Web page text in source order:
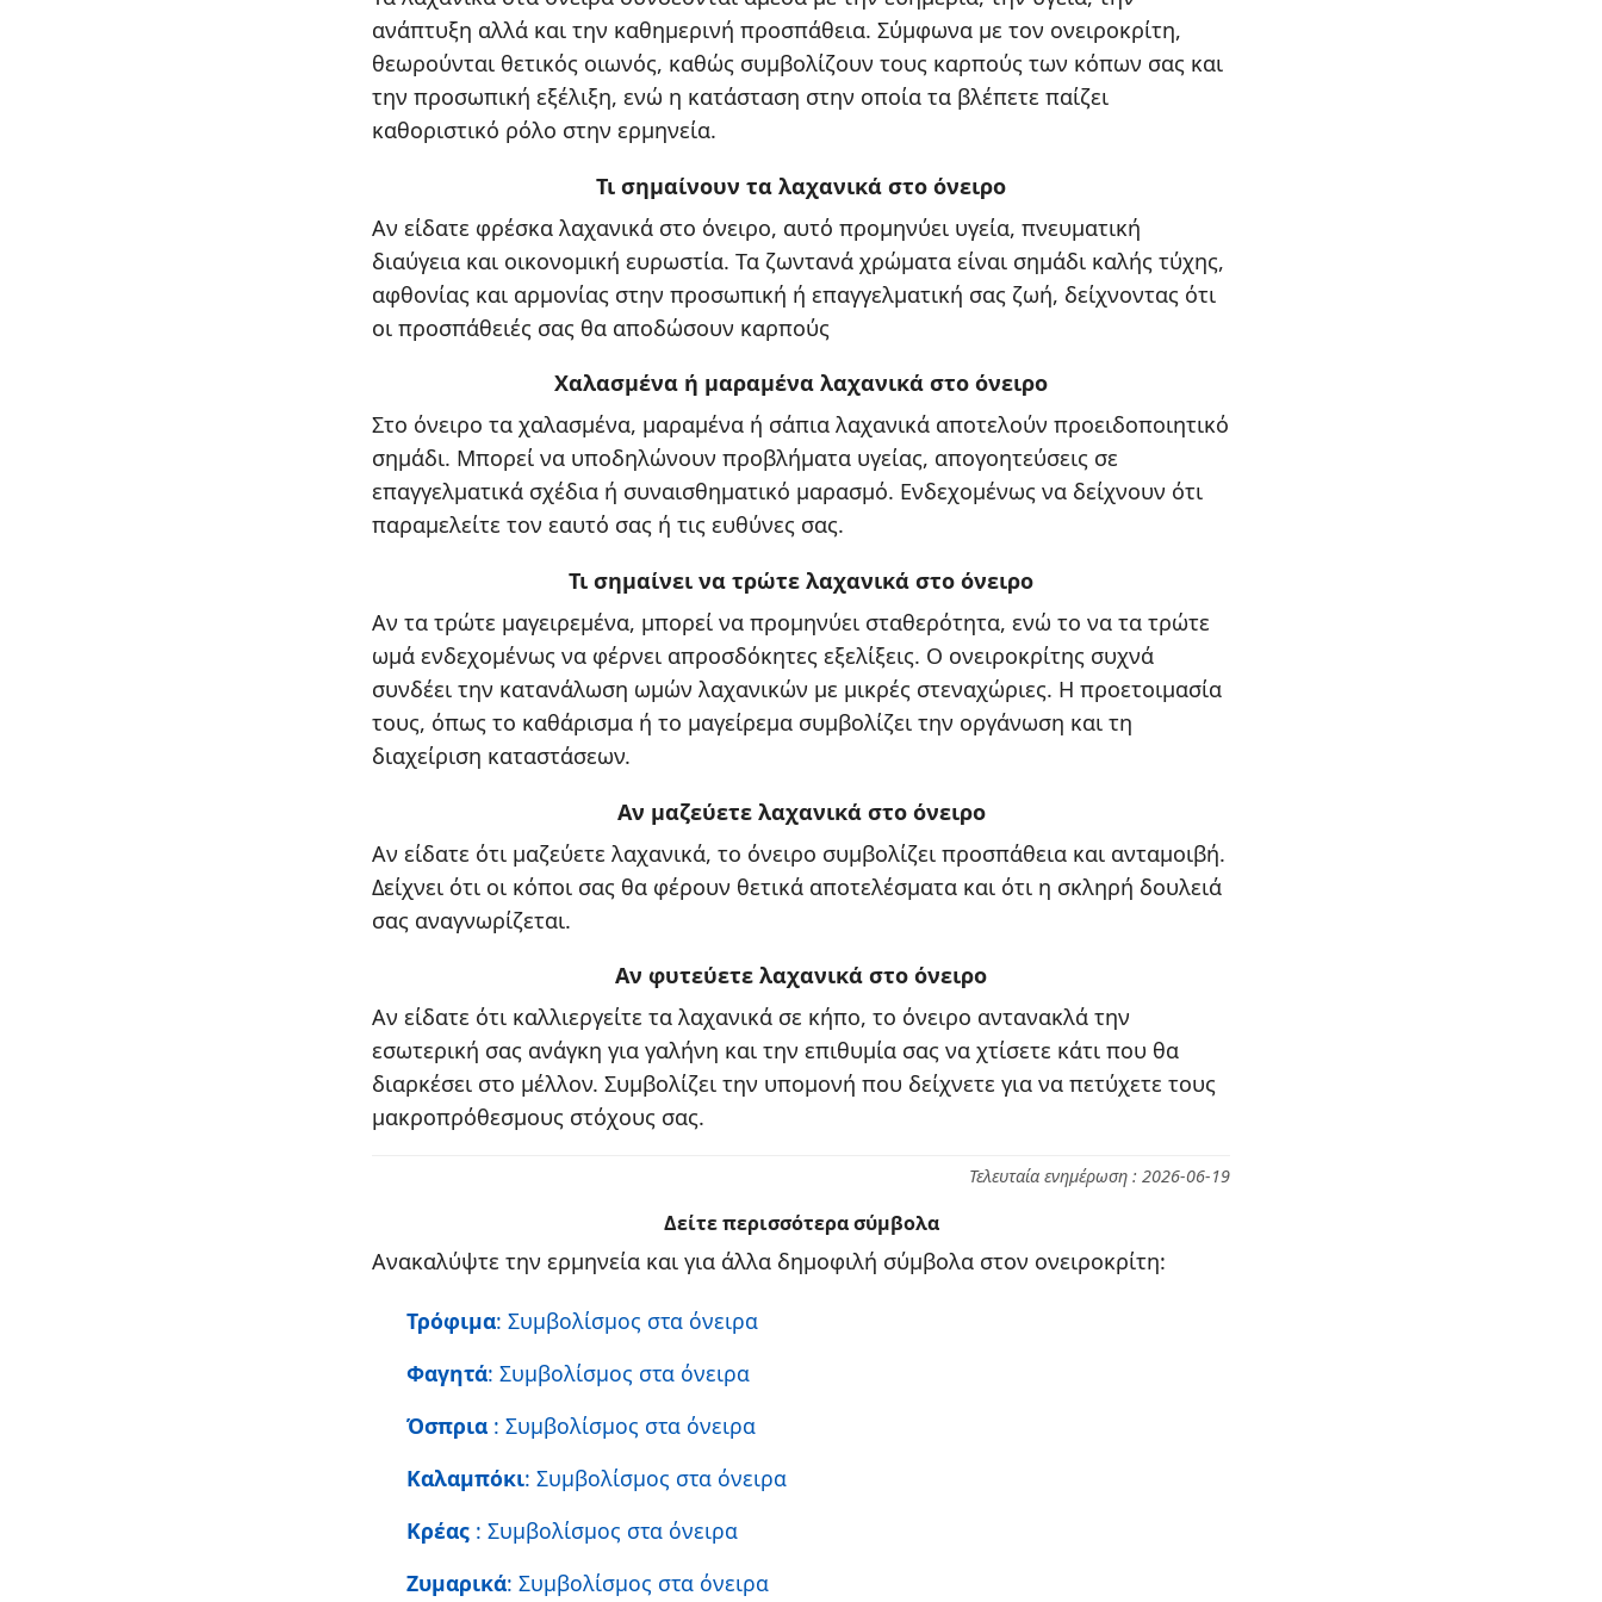
ανάπτυξη αλλά και την καθημερινή προσπάθεια. Σύμφωνα με τον ονειροκρίτη,
θεωρούνται θετικός οιωνός, καθώς συμβολίζουν τους καρπούς των κόπων σας και
την προσωπική εξέλιξη, ενώ η κατάσταση στην οποία τα βλέπετε παίζει
καθοριστικό ρόλο στην ερμηνεία.
Τι σημαίνουν τα λαχανικά στο όνειρο
Αν είδατε φρέσκα λαχανικά στο όνειρο, αυτό προμηνύει υγεία, πνευματική
διαύγεια και οικονομική ευρωστία. Τα ζωντανά χρώματα είναι σημάδι καλής τύχης,
αφθονίας και αρμονίας στην προσωπική ή επαγγελματική σας ζωή, δείχνοντας ότι
οι προσπάθειές σας θα αποδώσουν καρπούς
Χαλασμένα ή μαραμένα λαχανικά στο όνειρο
Στο όνειρο τα χαλασμένα, μαραμένα ή σάπια λαχανικά αποτελούν προειδοποιητικό
σημάδι. Μπορεί να υποδηλώνουν προβλήματα υγείας, απογοητεύσεις σε
επαγγελματικά σχέδια ή συναισθηματικό μαρασμό. Ενδεχομένως να δείχνουν ότι
παραμελείτε τον εαυτό σας ή τις ευθύνες σας.
Τι σημαίνει να τρώτε λαχανικά στο όνειρο
Αν τα τρώτε μαγειρεμένα, μπορεί να προμηνύει σταθερότητα, ενώ το να τα τρώτε
ωμά ενδεχομένως να φέρνει απροσδόκητες εξελίξεις. Ο ονειροκρίτης συχνά
συνδέει την κατανάλωση ωμών λαχανικών με μικρές στεναχώριες. Η προετοιμασία
τους, όπως το καθάρισμα ή το μαγείρεμα συμβολίζει την οργάνωση και τη
διαχείριση καταστάσεων.
Αν μαζεύετε λαχανικά στο όνειρο
Αν είδατε ότι μαζεύετε λαχανικά, το όνειρο συμβολίζει προσπάθεια και ανταμοιβή.
Δείχνει ότι οι κόποι σας θα φέρουν θετικά αποτελέσματα και ότι η σκληρή δουλειά
σας αναγνωρίζεται.
Αν φυτεύετε λαχανικά στο όνειρο
Αν είδατε ότι καλλιεργείτε τα λαχανικά σε κήπο, το όνειρο αντανακλά την
εσωτερική σας ανάγκη για γαλήνη και την επιθυμία σας να χτίσετε κάτι που θα
διαρκέσει στο μέλλον. Συμβολίζει την υπομονή που δείχνετε για να πετύχετε τους
μακροπρόθεσμους στόχους σας.
Τελευταία ενημέρωση : 2026-06-19
Δείτε περισσότερα σύμβολα
Ανακαλύψτε την ερμηνεία και για άλλα δημοφιλή σύμβολα στον ονειροκρίτη:
Τρόφιμα: Συμβολίσμος στα όνειρα
Φαγητά: Συμβολίσμος στα όνειρα
Όσπρια : Συμβολίσμος στα όνειρα
Καλαμπόκι: Συμβολίσμος στα όνειρα
Κρέας : Συμβολίσμος στα όνειρα
Ζυμαρικά: Συμβολίσμος στα όνειρα